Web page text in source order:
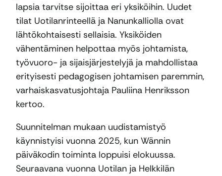
lapsia tarvitse sijoittaa eri yksiköihin. Uudet
tilat Uotilanrinteellä ja Nanunkalliolla ovat
lähtökohtaisesti sellaisia. Yksiköiden
vähentäminen helpottaa myös johtamista,
työvuoro- ja sijaisjärjestelyjä ja mahdollistaa
erityisesti pedagogisen johtamisen paremmin,
varhaiskasvatusjohtaja Pauliina Henriksson
kertoo.
Suunnitelman mukaan uudistamistyö
käynnistyisi vuonna 2025, kun Wännin
päiväkodin toiminta loppuisi elokuussa.
Seuraavana vuonna Uotilan ja Helkkilän